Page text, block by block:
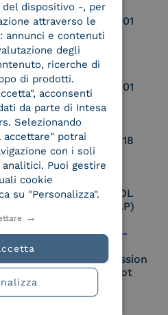
UNI EN ISO 37001
UNI EN ISO 27001
UNI EN ISO 27018
Certified PEPPOL
Access Point (AP)
European Commission
Large Scale Pilot
del dispositivo -, per
attraverso le
annunci e contenuti
degli
ricerche di
di prodotti.
acconsenti
da parte di Intesa
Selezionando
accettare" potrai
con i soli
Puoi gestire
cookie
su "Personalizza".